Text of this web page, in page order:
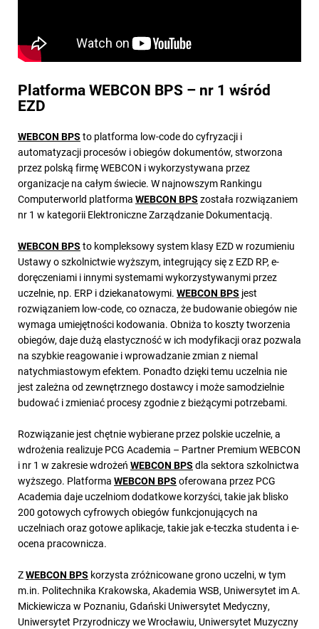
Platforma WEBCON BPS – nr 1 wśród
EZD
WEBCON BPS to platforma low-code do cyfryzacji i
automatyzacji procesów i obiegów dokumentów, stworzona
przez polską firmę WEBCON i wykorzystywana przez
organizacje na całym świecie. W najnowszym Rankingu
Computerworld platforma WEBCON BPS została rozwiązaniem
nr 1 w kategorii Elektroniczne Zarządzanie Dokumentacją.
WEBCON BPS to kompleksowy system klasy EZD w rozumieniu
Ustawy o szkolnictwie wyższym, integrujący się z EZD RP, e-
doręczeniami i innymi systemami wykorzystywanymi przez
uczelnie, np. ERP i dziekanatowymi. WEBCON BPS jest
rozwiązaniem low-code, co oznacza, że budowanie obiegów nie
wymaga umiejętności kodowania. Obniża to koszty tworzenia
obiegów, daje dużą elastyczność w ich modyfikacji oraz pozwala
na szybkie reagowanie i wprowadzanie zmian z niemal
natychmiastowym efektem. Ponadto dzięki temu uczelnia nie
jest zależna od zewnętrznego dostawcy i może samodzielnie
budować i zmieniać procesy zgodnie z bieżącymi potrzebami.
Rozwiązanie jest chętnie wybierane przez polskie uczelnie, a
wdrożenia realizuje PCG Academia – Partner Premium WEBCON
i nr 1 w zakresie wdrożeń WEBCON BPS dla sektora szkolnictwa
wyższego. Platforma WEBCON BPS oferowana przez PCG
Academia daje uczelniom dodatkowe korzyści, takie jak blisko
200 gotowych cyfrowych obiegów funkcjonujących na
uczelniach oraz gotowe aplikacje, takie jak e-teczka studenta i e-
ocena pracownicza.
ZWEBCON BPS korzysta zróżnicowane grono uczelni, w tym
m.in. Politechnika Krakowska, Akademia WSB, Uniwersytet im A.
Mickiewicza w Poznaniu, Gdański Uniwersytet Medyczny,
Uniwersytet Przyrodniczy we Wrocławiu, Uniwersytet Muzyczny